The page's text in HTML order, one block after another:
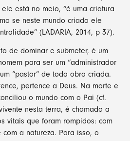
está no meio, “é uma criatura
se neste mundo criado ele
(LADARIA, 2014, p 37).
de dominar e submeter, é um
para ser um “administrador
“pastor” de toda obra criada.
pertence a Deus. Na morte e
o mundo com o Pai (cf.
nesta terra, é chamado a
vitais que foram rompidos: com
com a natureza. Para isso, o